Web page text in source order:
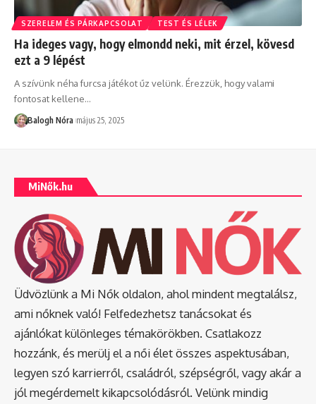
SZERELEM ÉS PÁRKAPCSOLAT TEST ÉS LÉLEK
Ha ideges vagy, hogy elmondd neki, mit érzel, kövesd
ezt a 9 lépést
A szívünk néha furcsa játékot űz velünk. Érezzük, hogy valami
fontosat kellene…
Balogh Nóra május 25, 2025
MiNők.hu
Üdvözlünk a Mi Nők oldalon, ahol mindent megtalálsz,
ami nőknek való! Felfedezhetsz tanácsokat és
ajánlókat különleges témakörökben. Csatlakozz
hozzánk, és merülj el a női élet összes aspektusában,
legyen szó karrierről, családról, szépségről, vagy akár a
jól megérdemelt kikapcsolódásról. Velünk mindig